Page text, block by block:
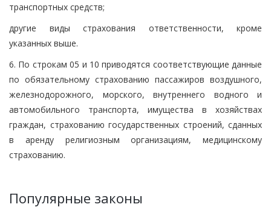
транспортных средств;
другие виды страхования ответственности, кроме
указанных выше.
6. По строкам 05 и 10 приводятся соответствующие данные
по обязательному страхованию пассажиров воздушного,
железнодорожного, морского, внутреннего водного и
автомобильного транспорта, имущества в хозяйствах
граждан, страхованию государственных строений, сданных
в аренду религиозным организациям, медицинскому
страхованию.
Популярные законы